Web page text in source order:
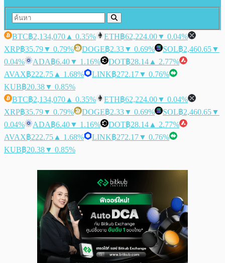
BTC฿2,134,070 ▲ 0.35% ETH฿62,224.00▼ 0.04%
XRP฿35.79▼ 0.79% DOGE฿2.33▼ 0.69% SOL฿2,460.65▼
0.04%
ADA฿6.40▼ 1.16% DOT฿28.14 ▲ 2.77%
AVAX฿222.75 ▲ 1.68% LINK฿272.17▼ 0.76%
KUB฿20.38▼ 0.85%
BTC฿2,134,070 ▲ 0.35% ETH฿62,224.00▼ 0.04%
XRP฿35.79▼ 0.79% DOGE฿2.33▼ 0.69% SOL฿2,460.65▼
0.04%
ADA฿6.40▼ 1.16% DOT฿28.14 ▲ 2.77%
AVAX฿222.75 ▲ 1.68% LINK฿272.17▼ 0.76%
KUB฿20.38▼ 0.85%